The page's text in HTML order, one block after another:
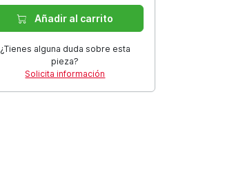
Añadir al carrito
¿Tienes alguna duda sobre esta
pieza?
Solicita información